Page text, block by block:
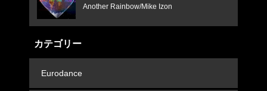
Another Rainbow/Mike Izon
カテゴリー
Eurodance